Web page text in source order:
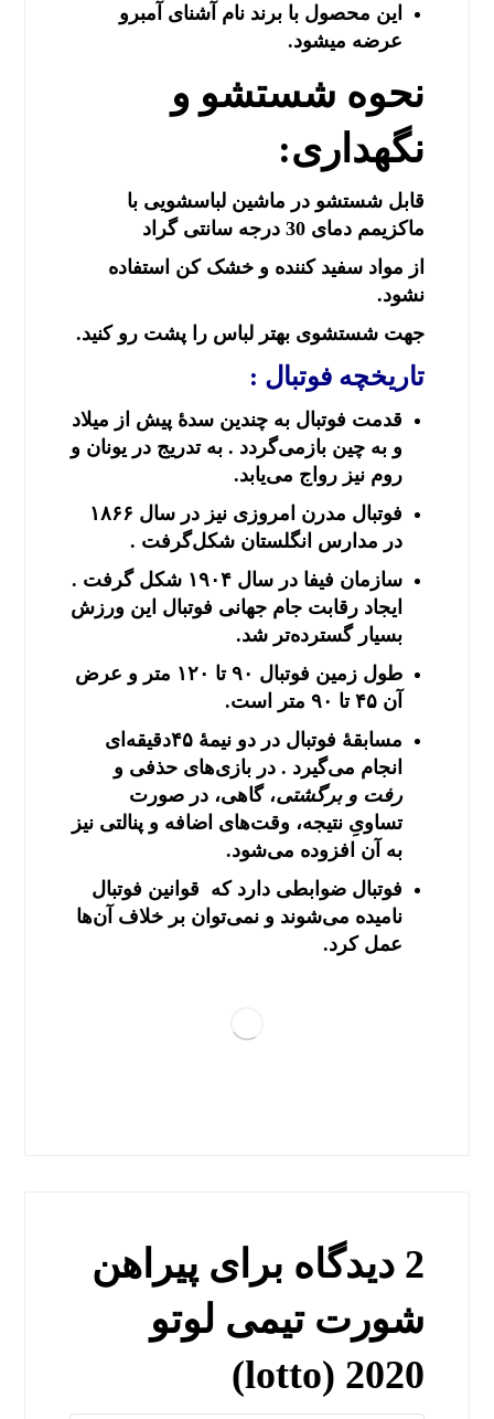
این محصول با برند نام آشنای آمبرو
عرضه میشود.
نحوه شستشو و
نگهداری:
قابل شستشو در ماشین لباسشویی با
ماکزیمم دمای 30 درجه سانتی گراد
از مواد سفید کننده و خشک کن استفاده
نشود.
جهت شستشوی بهتر لباس را پشت رو کنید.
تاریخچه فوتبال :
قدمت فوتبال به چندین سدهٔ پیش از میلاد
و به چین بازمی‌گردد . به تدریج در یونان و
روم نیز رواج می‌یابد.
فوتبال مدرن امروزی نیز در سال ۱۸۶۶
در مدارس انگلستان شکل‌گرفت .
سازمان فیفا در سال ۱۹۰۴ شکل گرفت .
ایجاد رقابت جام جهانی فوتبال این ورزش
بسیار گسترده‌تر شد.
طول زمین فوتبال ۹۰ تا ۱۲۰ متر و عرض
آن ۴۵ تا ۹۰ متر است.
مسابقهٔ فوتبال در دو نیمهٔ ۴۵دقیقه‌ای
انجام می‌گیرد . در بازی‌های حذفی و
رفت و برگشتی، گاهی، در صورت
تساویِ نتیجه، وقت‌های اضافه و پنالتی نیز
به آن افزوده می‌شود.
فوتبال ضوابطی دارد که قوانین فوتبال
نامیده می‌شوند و نمی‌توان بر خلاف آن‌ها
عمل کرد.
2 دیدگاه برای
پیراهن
شورت تیمی لوتو
lotto) 2020)